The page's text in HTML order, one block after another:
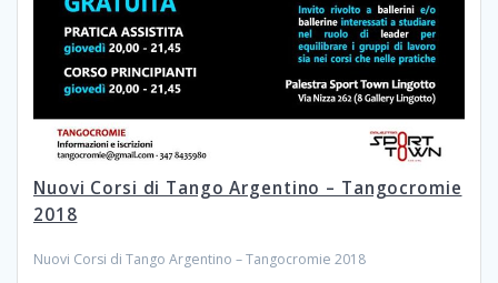
Nuovi Corsi di Tango Argentino – Tangocromie
2018
Nuovi Corsi di Tango Argentino – Tangocromie 2018